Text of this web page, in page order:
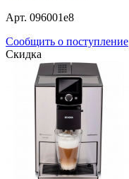
Арт. 096001e8
Сообщить о поступление
Скидка